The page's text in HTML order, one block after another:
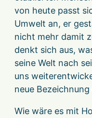
von heute passt
Umwelt an, er
nicht mehr damit
denkt sich aus,
seine Welt nach
uns
neue Bezeichnung
Wie wäre es mit